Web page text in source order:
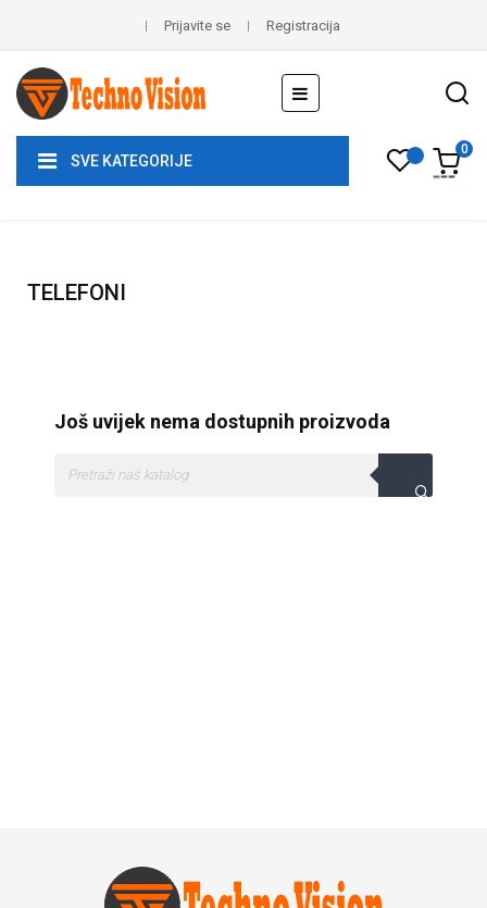
Prijavite se Registracija
Toggle
navigation
☰
SVE KATEGORIJE
0
TELEFONI
Još uvijek nema dostupnih proizvoda